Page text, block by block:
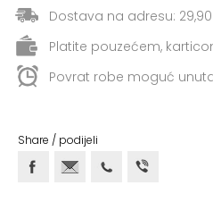
i
Razonoda
Odjeća
za
ljeto
Dostava na adresu:
Platite pouzećem,
Povrat robe moguć
Share / podijeli